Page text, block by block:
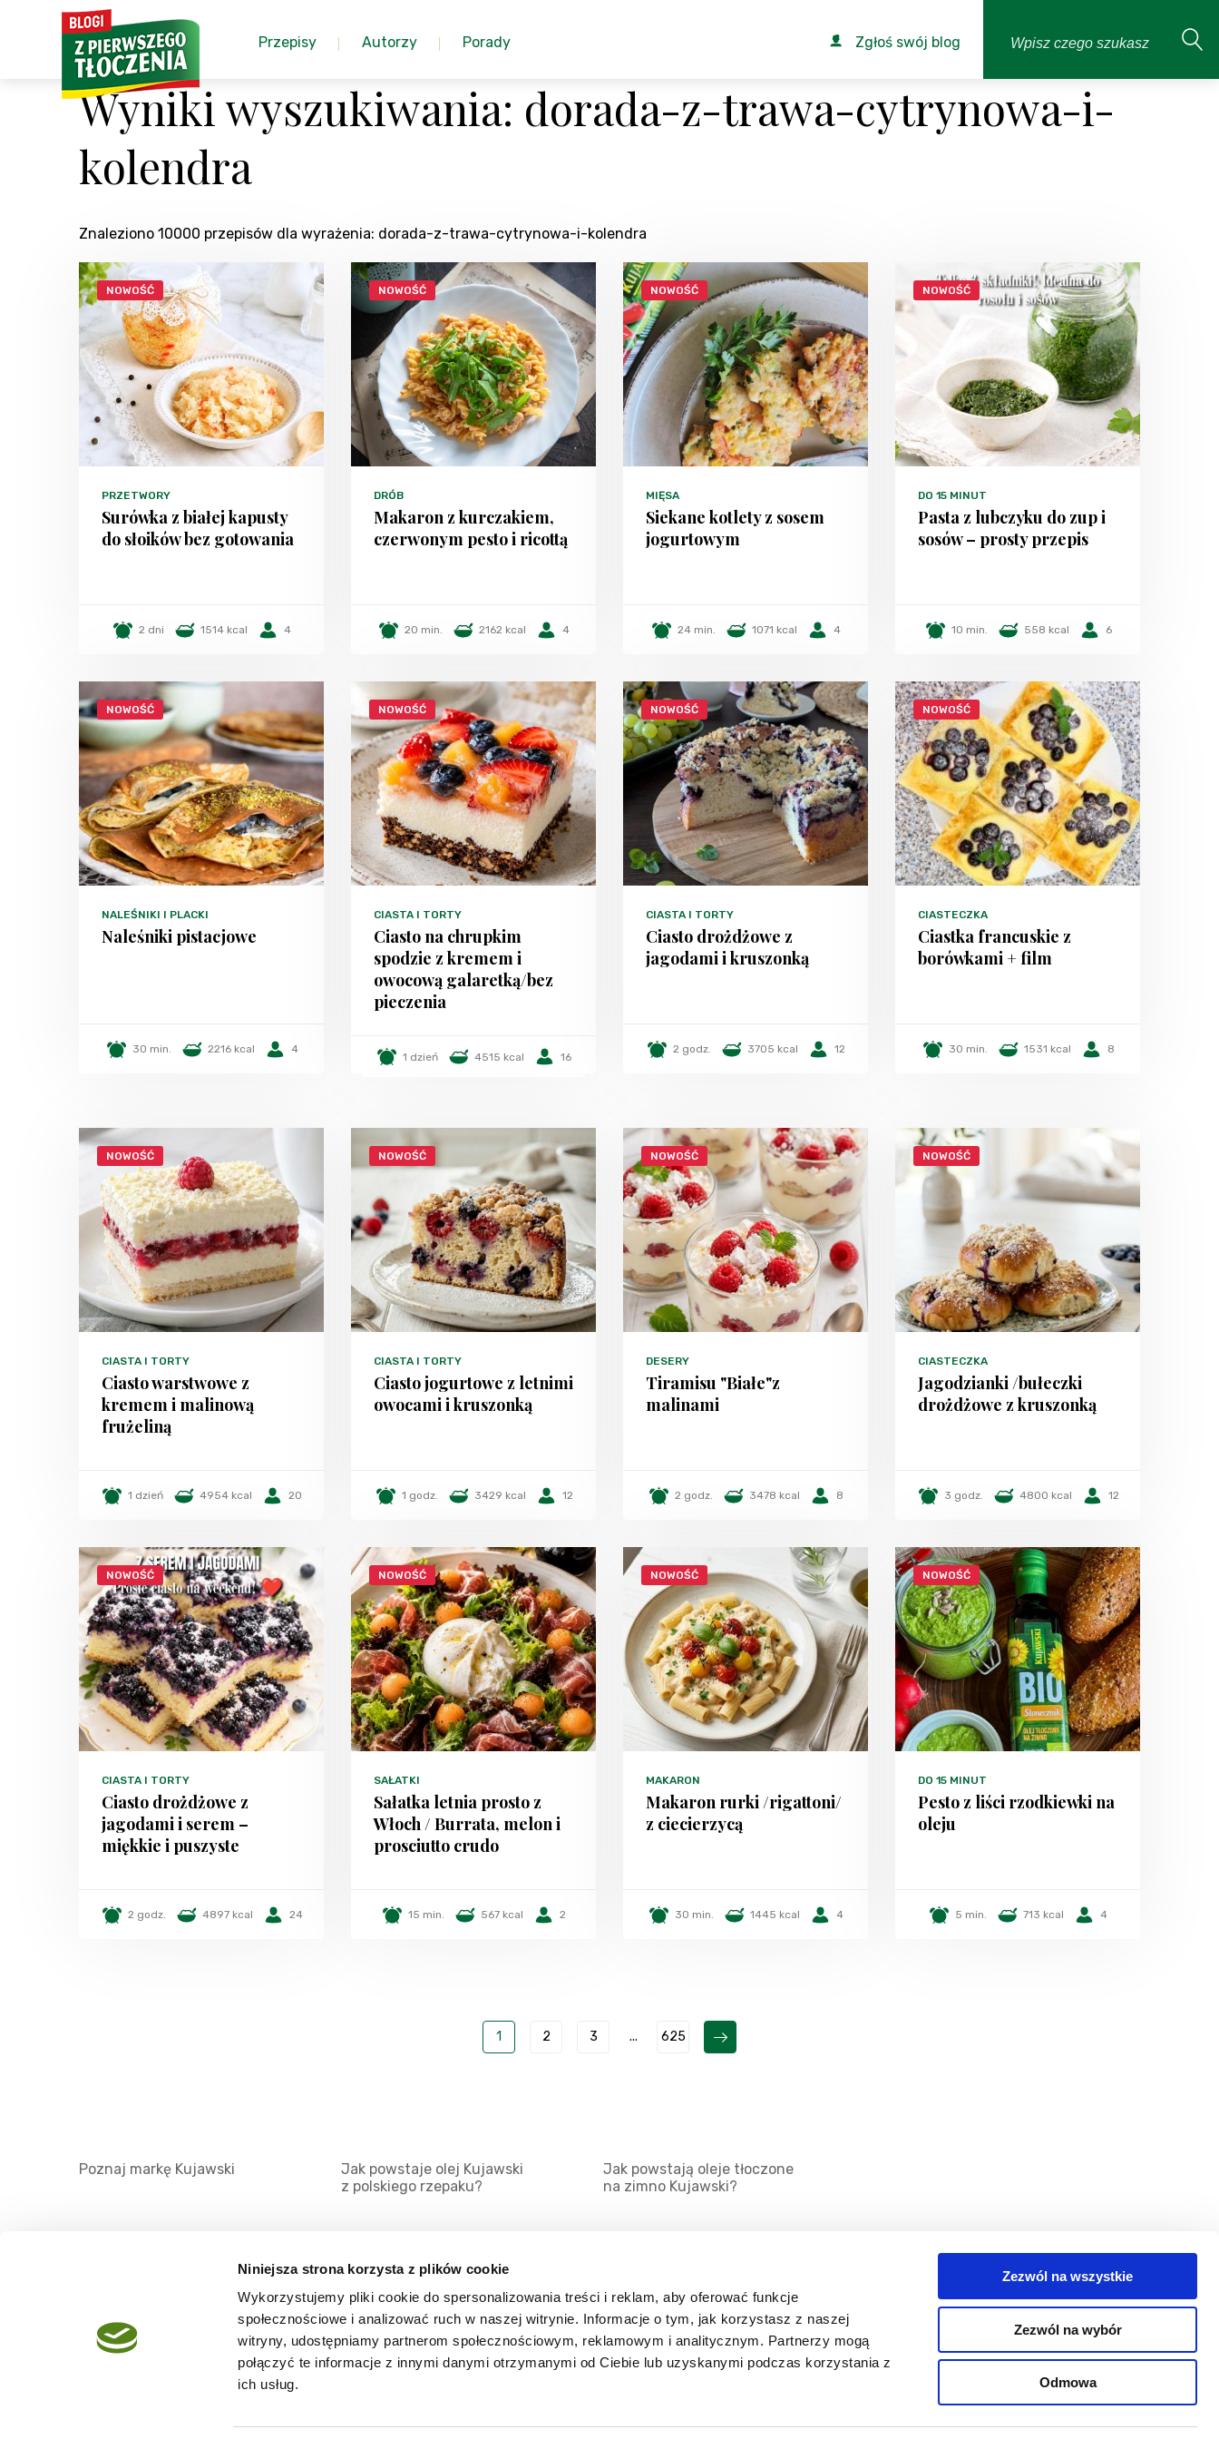
Niniejsza strona korzysta z plików cookie
Wykorzystujemy pliki cookie do spersonalizowania treści i reklam, aby oferować funkcje
społecznościowe i analizować ruch w naszej witrynie. Informacje o tym, jak korzystasz z naszej
witryny, udostępniamy partnerom społecznościowym, reklamowym i analitycznym. Partnerzy mogą
połączyć te informacje z innymi danymi otrzymanymi od Ciebie lub uzyskanymi podczas korzystania z
ich usług.
Zezwól na wszystkie
Zezwól na wybór
Odmowa
Przepisy Autorzy Porady Zgłoś swój blog
Wyniki wyszukiwania: dorada-z-trawa-cytrynowa-i-
kolendra
Znaleziono 10000 przepisów dla wyrażenia: dorada-z-trawa-cytrynowa-i-kolendra
NOWOŚĆ
PRZETWORY
Surówka z białej kapusty
do słoików bez gotowania
2 dni 1514 kcal 4
NOWOŚĆ
DRÓB
Makaron z kurczakiem,
czerwonym pesto i ricottą
20 min. 2162 kcal 4
NOWOŚĆ
MIĘSA
Siekane kotlety z sosem
jogurtowym
24 min. 1071 kcal 4
NOWOŚĆ
DO 15 MINUT
Pasta z lubczyku do zup i
sosów – prosty przepis
10 min. 558 kcal 6
NOWOŚĆ
NALEŚNIKI I PLACKI
Naleśniki pistacjowe
30 min. 2216 kcal 4
NOWOŚĆ
CIASTA I TORTY
Ciasto na chrupkim
spodzie z kremem i
owocową galaretką/bez
pieczenia
1 dzień 4515 kcal 16
NOWOŚĆ
CIASTA I TORTY
Ciasto drożdżowe z
jagodami i kruszonką
2 godz. 3705 kcal 12
NOWOŚĆ
CIASTECZKA
Ciastka francuskie z
borówkami + film
30 min. 1531 kcal 8
NOWOŚĆ
CIASTA I TORTY
Ciasto warstwowe z
kremem i malinową
frużeliną
1 dzień 4954 kcal 20
NOWOŚĆ
CIASTA I TORTY
Ciasto jogurtowe z letnimi
owocami i kruszonką
1 godz. 3429 kcal 12
NOWOŚĆ
DESERY
Tiramisu "Białe"z
malinami
2 godz. 3478 kcal 8
NOWOŚĆ
CIASTECZKA
Jagodzianki /bułeczki
drożdżowe z kruszonką
3 godz. 4800 kcal 12
NOWOŚĆ
CIASTA I TORTY
Ciasto drożdżowe z
jagodami i serem –
miękkie i puszyste
2 godz. 4897 kcal 24
NOWOŚĆ
SAŁATKI
Sałatka letnia prosto z
Włoch / Burrata, melon i
prosciutto crudo
15 min. 567 kcal 2
NOWOŚĆ
MAKARON
Makaron rurki /rigattoni/
z ciecierzycą
30 min. 1445 kcal 4
NOWOŚĆ
DO 15 MINUT
Pesto z liści rzodkiewki na
oleju
5 min. 713 kcal 4
1 2 3 ... 625
Poznaj markę Kujawski
Jak powstaje olej Kujawski
z polskiego rzepaku?
Jak powstają oleje tłoczone
na zimno Kujawski?
Regulamin
Mapa serwisu
Kanały RSS
Porady
Kategorie
Kontakt
Zaloguj się